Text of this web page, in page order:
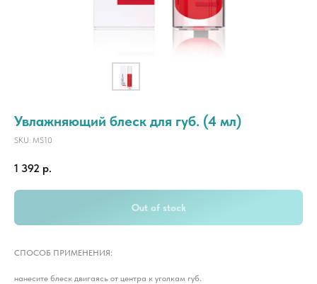
Увлажняющий блеск для губ. (4 мл)
SKU: MS10
1 392 р.
Out of stock
СПОСОБ ПРИМЕНЕНИЯ:
нанесите блеск двигаясь от центра к уголкам губ.